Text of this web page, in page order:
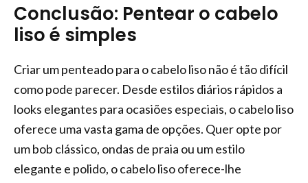
Conclusão: Pentear o cabelo
liso é simples
Criar um penteado para o cabelo liso não é tão difícil
como pode parecer. Desde estilos diários rápidos a
looks elegantes para ocasiões especiais, o cabelo liso
oferece uma vasta gama de opções. Quer opte por
um bob clássico, ondas de praia ou um estilo
elegante e polido, o cabelo liso oferece-lhe